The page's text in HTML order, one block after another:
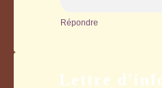
Répondre